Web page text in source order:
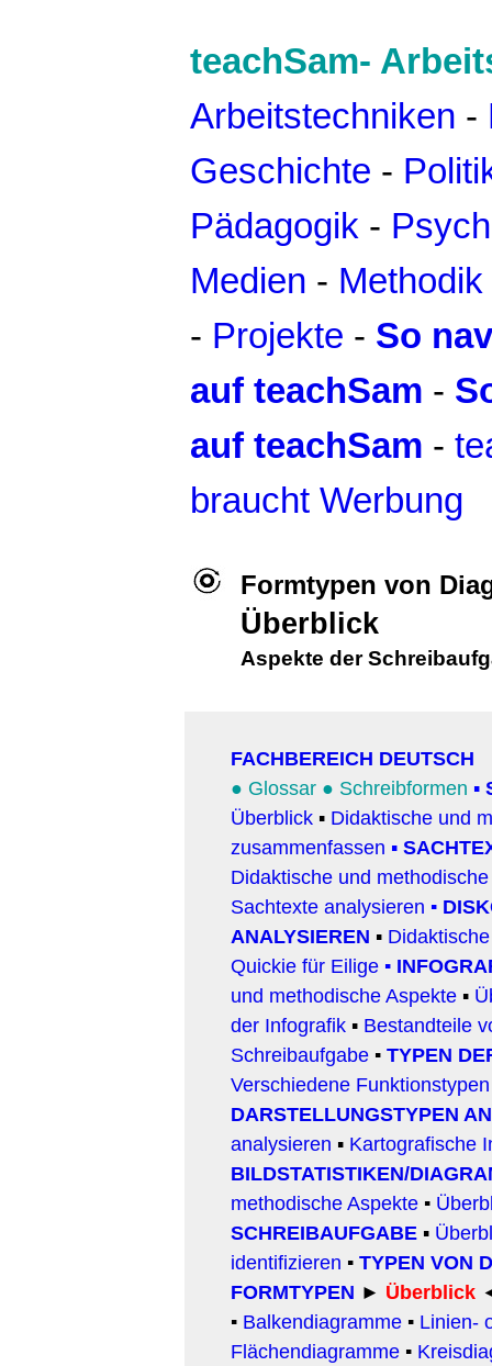
teachSam-
Arbeitstechniken -
Geschichte -
Pädagogik -
Medien -
- Projekte - So
auf teachSam -
auf teachSam -
braucht Werbung
Formtypen von
Überblick
Aspekte der
FACHBEREICH DEUTSCH
● Glossar ● Schreibformen ▪
Überblick ▪ Didaktische und
zusammenfassen ▪
Didaktische und
Sachtexte analysieren ▪
ANALYSIEREN ▪
Quickie für Eilige ▪
und methodische Aspekte ▪
der Infografik ▪ Bestandteile
Schreibaufgabe ▪ TYPEN
Verschiedene
DARSTELLUNGSTYPEN
analysieren ▪ Kartografische
BILDSTATISTIKEN/
methodische Aspekte ▪ Ü
SCHREIBAUFGABE ▪
identifizieren ▪ TYPEN VON
FORMTYPEN ► Überblick
▪ Balkendiagramme ▪ Linien-
Flächendiagramme ▪